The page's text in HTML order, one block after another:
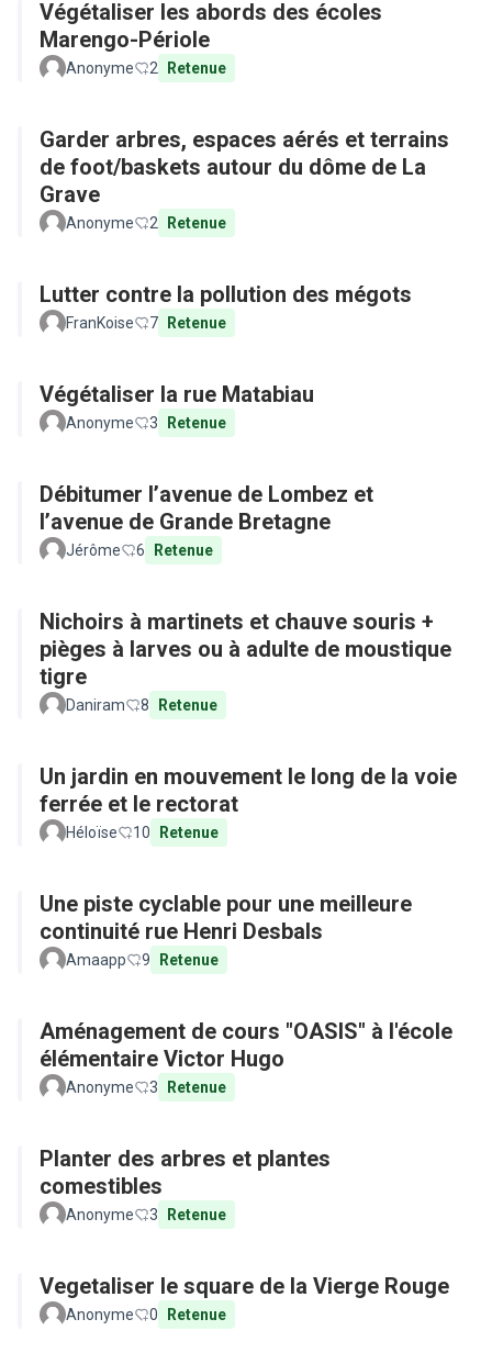
Végétaliser les abords des écoles
Marengo-Périole
Anonyme 2 Retenue
Garder arbres, espaces aérés et terrains
de foot/baskets autour du dôme de La
Grave
Anonyme 2 Retenue
Lutter contre la pollution des mégots
FranKoise 7 Retenue
Végétaliser la rue Matabiau
Anonyme 3 Retenue
Débitumer l’avenue de Lombez et
l’avenue de Grande Bretagne
Jérôme 6 Retenue
Nichoirs à martinets et chauve souris +
pièges à larves ou à adulte de moustique
tigre
Daniram 8 Retenue
Un jardin en mouvement le long de la voie
ferrée et le rectorat
Héloïse 10 Retenue
Une piste cyclable pour une meilleure
continuité rue Henri Desbals
Amaapp 9 Retenue
Aménagement de cours "OASIS" à l'école
élémentaire Victor Hugo
Anonyme 3 Retenue
Planter des arbres et plantes
comestibles
Anonyme 3 Retenue
Vegetaliser le square de la Vierge Rouge
Anonyme 0 Retenue